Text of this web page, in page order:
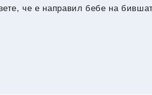
че е направил бебе на